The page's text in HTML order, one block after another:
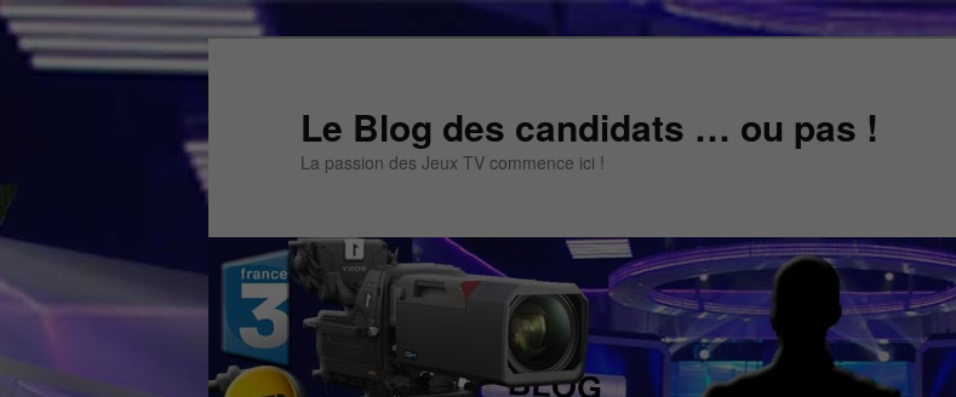
Aller
Le Blog des candidats … ou pas !
La passion des Jeux TV commence ici !